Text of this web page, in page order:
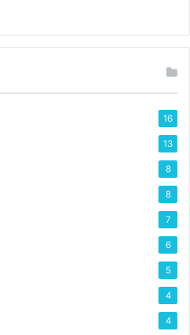
16
13
8
8
7
6
5
4
4